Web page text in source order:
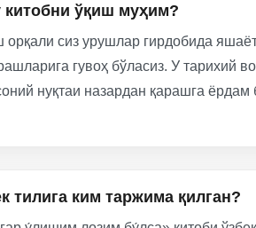
китобни ўқиш муҳим?
орқали сиз урушлар гирдобида
гувоҳ бўласиз. У тарихий
нуқтаи назардан қарашга
тилига ким таржима қилган?